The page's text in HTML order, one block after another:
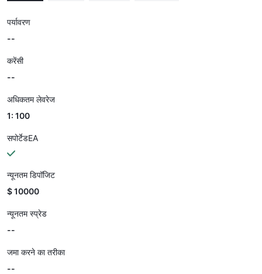
पर्यावरण
--
करेंसी
--
अधिकतम लेवरेज
1: 100
सपोर्टेडEA
न्यूनतम डिपॉजिट
$ 10000
न्यूनतम स्प्रेड
--
जमा करने का तरीका
--